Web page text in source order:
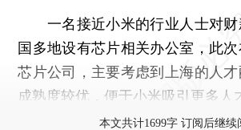
一名接近小米的行业人士对财
国多地设有芯片相关办公室，此
芯片公司，主要考虑到上海的人
成熟度较优，便于小米吸引更多人
本文共计1699字 订阅后继续